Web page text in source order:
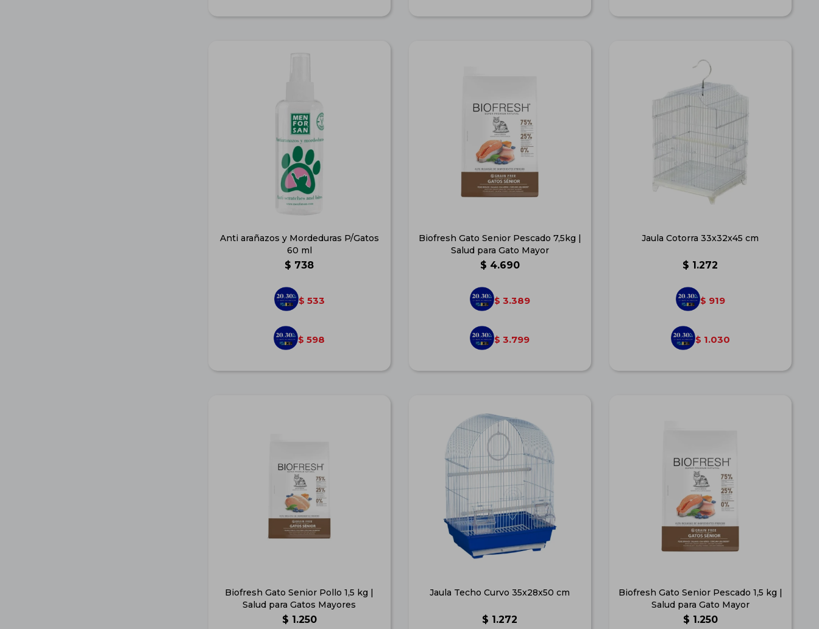
Anti arañazos y Mordeduras P/Gatos
60 ml
$ 738
$ 533
$ 598
Biofresh Gato Senior Pescado 7,5kg |
Salud para Gato Mayor
$ 4.690
$ 3.389
$ 3.799
Jaula Cotorra 33x32x45 cm
$ 1.272
$ 919
$ 1.030
Biofresh Gato Senior Pollo 1,5 kg |
Salud para Gatos Mayores
$ 1.250
Jaula Techo Curvo 35x28x50 cm
$ 1.272
Biofresh Gato Senior Pescado 1,5 kg |
Salud para Gato Mayor
$ 1.250